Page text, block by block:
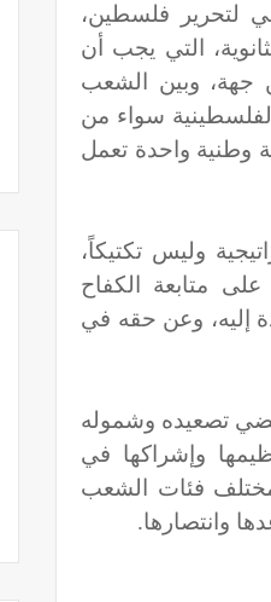
لتحرير فلسطين،
التي يجب أن
جهة، وبين الشعب
سواء من
وطنية واحدة تعمل
وليس تكتيكاً،
متابعة الكفاح
إليه، وعن حقه في
تصعيده وشموله
وإشراكها في
مختلف فئات الشعب
وانتصارها.